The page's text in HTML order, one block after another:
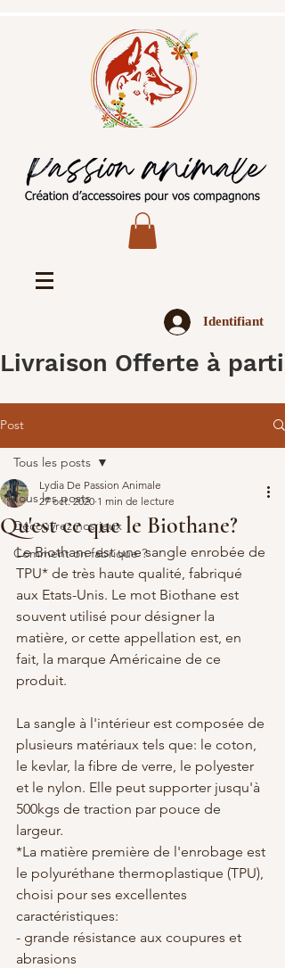
Identifiant
Livraison Offerte à
Post
Tous les posts
Découvrez nos jeux
Comment on fabrique ?
Tous les posts
Qu'est ce que le Biothane?
Lydia De Passion Animale
27 oct. 2020 1 min de lecture
Le Biothane est une sangle enrobée de
TPU* de très haute qualité, fabriqué
aux Etats-Unis. Le mot Biothane est
souvent utilisé pour désigner la
matière, or cette appellation est, en
fait, la marque Américaine de ce
produit.
La sangle à l'intérieur est composée de
plusieurs matériaux tels que: le coton,
le kevlar, la fibre de verre, le polyester
et le nylon. Elle peut supporter jusqu'à
500kgs de traction par pouce de
largeur.
*La matière première de l'enrobage est
le polyuréthane thermoplastique (TPU),
choisi pour ses excellentes
caractéristiques:
- grande résistance aux coupures et
abrasions